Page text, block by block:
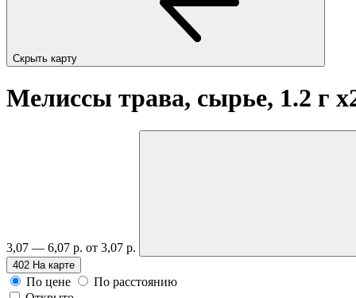
Скрыть карту
Мелиссы трава, сырье, 1.2 г
3,07 — 6,07 р. от 3,07 р.
402 На карте
По цене
По расстоянию